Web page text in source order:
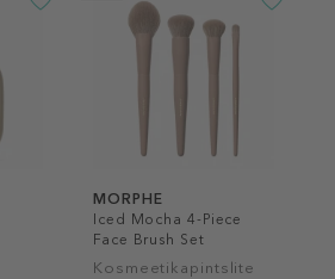
MORPHE
Iced Mocha 4-Piece
Face Brush Set
Kosmeetikapintslite